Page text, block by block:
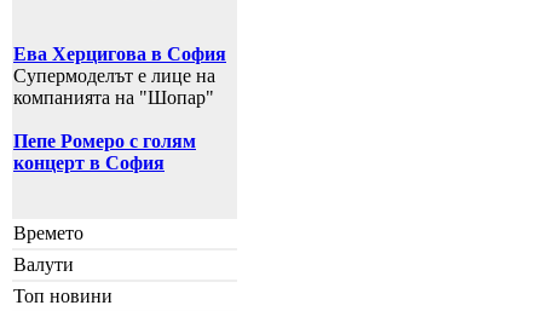
Ева Херцигова в София
Супермоделът е лице на
компанията на "Шопар"
Пепе Ромеро с голям
концерт в София
Времето
Валути
Топ новини